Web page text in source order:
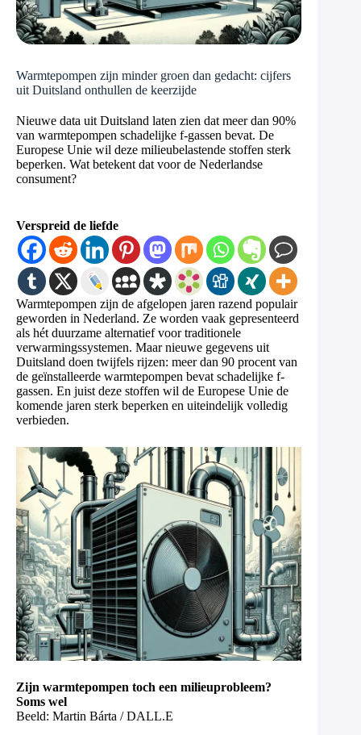
Warmtepompen zijn minder groen dan gedacht: cijfers
uit Duitsland onthullen de keerzijde
Nieuwe data uit Duitsland laten zien dat meer dan 90%
van warmtepompen schadelijke f-gassen bevat. De
Europese Unie wil deze milieubelastende stoffen sterk
beperken. Wat betekent dat voor de Nederlandse
consument?
Verspreid de liefde
Warmtepompen zijn de afgelopen jaren razend populair
geworden in Nederland. Ze worden vaak gepresenteerd
als hét duurzame alternatief voor traditionele
verwarmingssystemen. Maar nieuwe gegevens uit
Duitsland doen twijfels rijzen: meer dan 90 procent van
de geïnstalleerde warmtepompen bevat schadelijke f-
gassen. En juist deze stoffen wil de Europese Unie de
komende jaren sterk beperken en uiteindelijk volledig
verbieden.
Zijn warmtepompen toch een milieuprobleem?
Soms wel
Beeld: Martin Bárta / DALL.E